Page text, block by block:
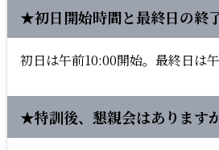
★初日開始時間と最終日の終
初日は午前10:00開始。最終日は
★特訓後、懇親会はあります